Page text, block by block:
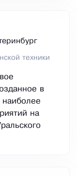
техники
в
наиболее
на